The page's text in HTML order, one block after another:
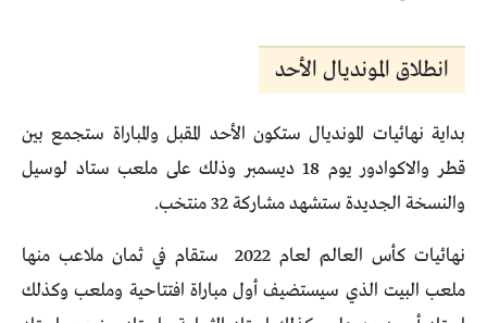
انطلاق المونديال الأحد
بداية نهائيات المونديال ستكون الأحد المقبل والمباراة ستجمع بين
قطر والاكوادور يوم 18 ديسمبر وذلك على ملعب ستاد لوسيل
والنسخة الجديدة ستشهد مشاركة 32 منتخب.
نهائيات كأس العالم لعام 2022 ستقام في ثمان ملاعب منها
ملعب البيت الذي سيستضيف أول مباراة افتتاحية وملعب وكذلك